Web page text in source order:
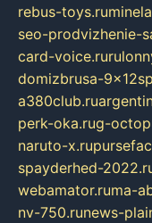
rebus-toys.ru
seo-prodvizhenie-
card-voice.ru
domizbrusa-
a380club.ru
perk-oka.rug-
naruto-x.ru
spayderhed-
webamator.ruma-
nv-750.runews-